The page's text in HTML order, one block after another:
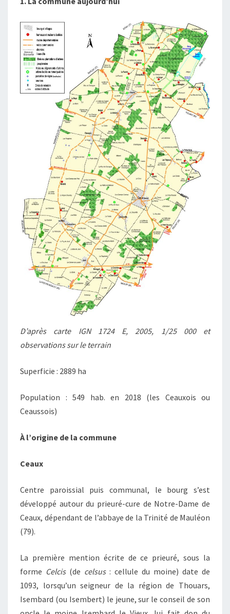
D’après carte IGN 1724 E, 2005, 1/25 000 et
observations sur le terrain
Superficie : 2889 ha
Population : 549 hab. en 2018 (les Ceauxois ou
Ceaussois)
À l’origine de la commune
Ceaux
Centre paroissial puis communal, le bourg s’est
développé autour du prieuré-cure de Notre-Dame de
Ceaux, dépendant de l’abbaye de la Trinité de Mauléon
(79).
La première mention écrite de ce prieuré, sous la
forme Celcis(de celsus: cellule du moine) date de
1093, lorsqu’un seigneur de la région de Thouars,
Isembard (ou Isembert) le jeune, sur le conseil de son